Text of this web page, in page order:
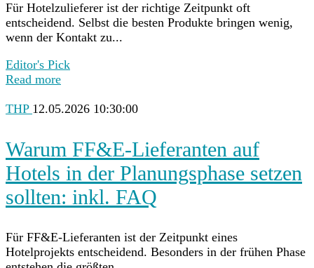
Für Hotelzulieferer ist der richtige Zeitpunkt oft
entscheidend. Selbst die besten Produkte bringen wenig,
wenn der Kontakt zu...
Editor's Pick
Read more
THP 12.05.2026 10:30:00
Warum FF&E-Lieferanten auf
Hotels in der Planungsphase setzen
sollten: inkl. FAQ
Für FF&E-Lieferanten ist der Zeitpunkt eines
Hotelprojekts entscheidend. Besonders in der frühen Phase